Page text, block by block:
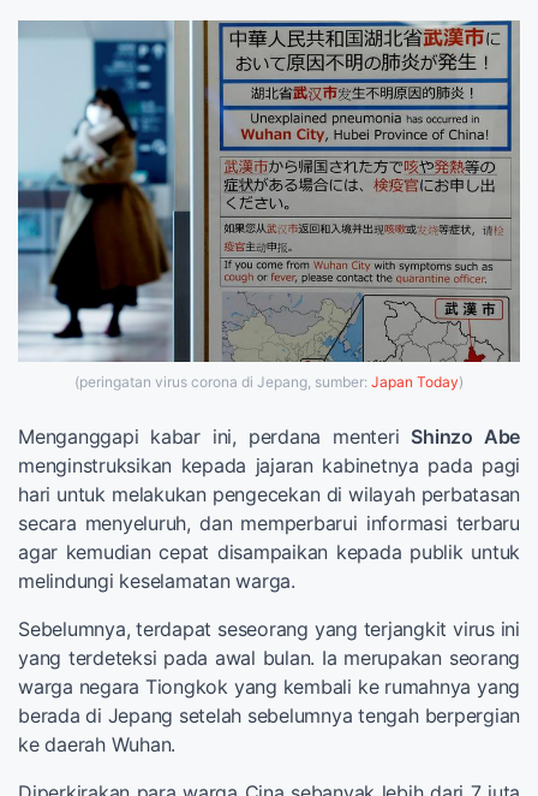
(peringatan virus corona di Jepang, sumber: Japan Today)
Menganggapi kabar ini, perdana menteri Shinzo Abe
menginstruksikan kepada jajaran kabinetnya pada pagi
hari untuk melakukan pengecekan di wilayah perbatasan
secara menyeluruh, dan memperbarui informasi terbaru
agar kemudian cepat disampaikan kepada publik untuk
melindungi keselamatan warga.
Sebelumnya, terdapat seseorang yang terjangkit virus ini
yang terdeteksi pada awal bulan. Ia merupakan seorang
warga negara Tiongkok yang kembali ke rumahnya yang
berada di Jepang setelah sebelumnya tengah berpergian
ke daerah Wuhan.